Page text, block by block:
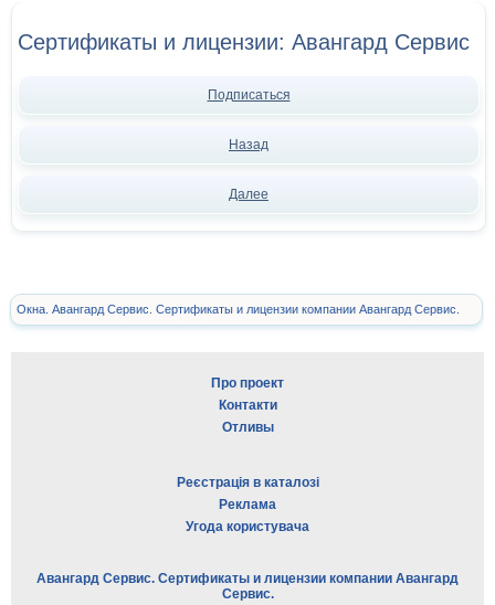
Сертификаты и лицензии: Авангард Сервис
Подписаться
Назад
Далее
Окна. Авангард Сервис. Сертификаты и лицензии компании Авангард Сервис.
Про проект
Контакти
Отливы
Реєстрація в каталозі
Реклама
Угода користувача
Авангард Сервис. Сертификаты и лицензии компании Авангард
Сервис.